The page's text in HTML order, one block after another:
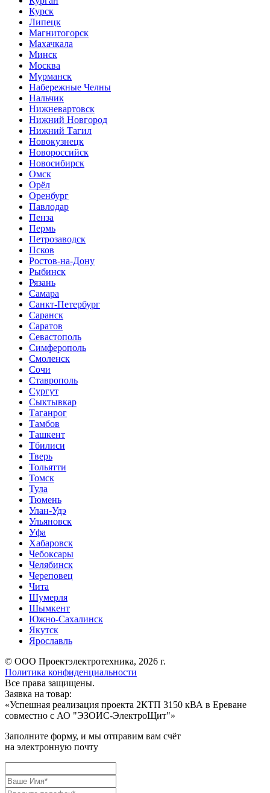
Курск
Липецк
Магнитогорск
Махачкала
Минск
Москва
Мурманск
Набережные Челны
Нальчик
Нижневартовск
Нижний Новгород
Нижний Тагил
Новокузнецк
Новороссийск
Новосибирск
Омск
Орёл
Оренбург
Павлодар
Пенза
Пермь
Петрозаводск
Псков
Ростов-на-Дону
Рыбинск
Рязань
Самара
Санкт-Петербург
Саранск
Саратов
Севастополь
Симферополь
Смоленск
Сочи
Ставрополь
Сургут
Сыктывкар
Таганрог
Тамбов
Ташкент
Тбилиси
Тверь
Тольятти
Томск
Тула
Тюмень
Улан-Удэ
Ульяновск
Уфа
Хабаровск
Чебоксары
Челябинск
Череповец
Чита
Шумерля
Шымкент
Южно-Сахалинск
Якутск
Ярославль
© ООО Проектэлектротехника, 2026 г.
Политика конфиденциальности
Все права защищены.
Заявка на товар:
«Успешная реализация проекта 2КТП 3150 кВА в Ереване
совместно с АО "ЭЗОИС-ЭлектроЩит"»
Заполните форму, и мы отправим вам счёт
на электронную почту